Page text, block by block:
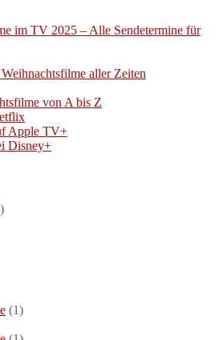
im TV 2025 – Alle Sendetermine für
aller Zeiten
von A bis Z
Apple TV+
Disney+
(1)